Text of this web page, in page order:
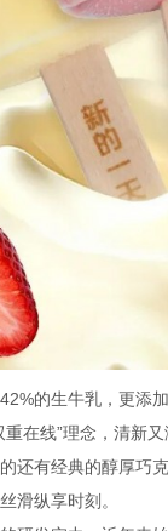
的生牛乳，更添
在线”理念，清新
还有经典的醇厚巧
滑纵享时刻。